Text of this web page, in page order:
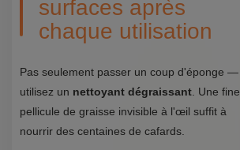
surfaces après
chaque utilisation
Pas seulement passer un coup d'éponge —
utilisez un nettoyant dégraissant . Une fine
pellicule de graisse invisible à l'œil suffit à
nourrir des centaines de cafards.